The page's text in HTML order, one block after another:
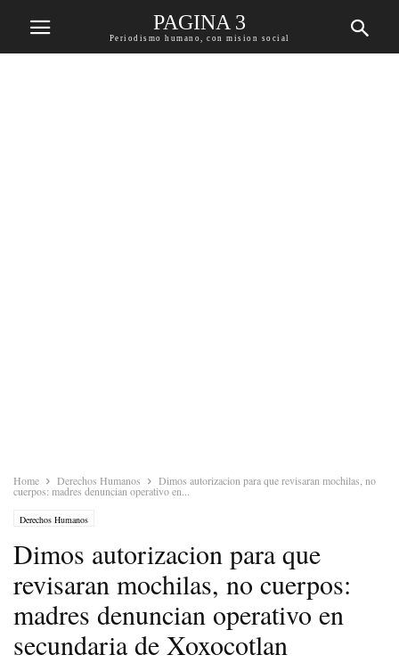
PAGINA 3
Periodismo humano, con mision social
Home Derechos Humanos Dimos autorizacion para que revisaran mochilas, no
cuerpos: madres denuncian operativo en...
Derechos Humanos
Dimos autorizacion para que
revisaran mochilas, no cuerpos:
madres denuncian operativo en
secundaria de Xoxocotlan